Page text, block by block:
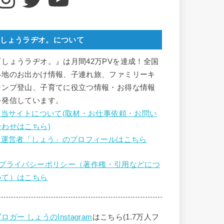
しょうラヂオ。について
しょうラヂオ。』は月間42万PVを達成！全国
地のお出かけ情報、子連れ旅、ファミリーキ
ンプ登山、子育てに役立つ情報・お得な情報
信しています。
サイトについて(取材・お仕事依頼・お問い
わせはこちら)
営者「しょう」のプロフィールはこちら
ライバシーポリシー（著作権・引用などにつ
て）はこちら
ロガー しょうのInstagramはこちら(1.7万人フ